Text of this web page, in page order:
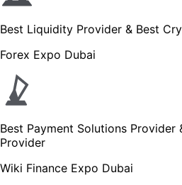
Best Liquidity Provider & Best
Forex Expo Dubai
Best Payment Solutions Provider
Provider
Wiki Finance Expo Dubai